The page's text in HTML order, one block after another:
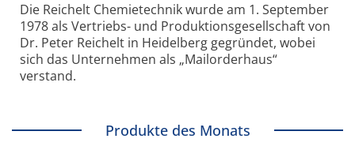
Die Reichelt Chemietechnik wurde am 1. September
1978 als Vertriebs- und Produktionsgesellschaft von
Dr. Peter Reichelt in Heidelberg gegründet, wobei
sich das Unternehmen als „Mailorderhaus“
verstand.
Produkte des Monats